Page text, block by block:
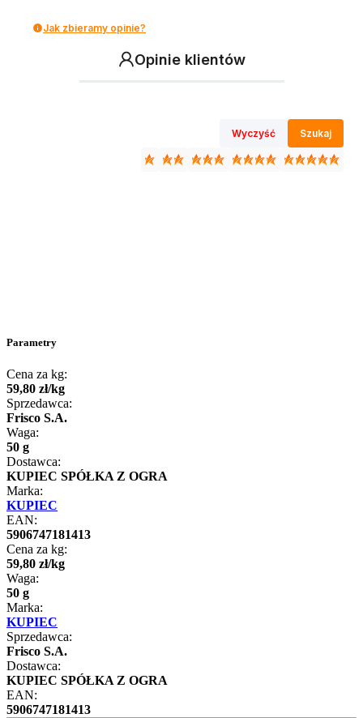
Jak zbieramy opinie?
Opinie klientów
Wyczyść Szukaj
Parametry
Cena za kg:
59,80 zł/kg
Sprzedawca:
Frisco S.A.
Waga:
50 g
Dostawca:
KUPIEC SPÓŁKA Z OGRA
Marka:
KUPIEC
EAN:
5906747181413
Cena za kg:
59,80 zł/kg
Waga:
50 g
Marka:
KUPIEC
Sprzedawca:
Frisco S.A.
Dostawca:
KUPIEC SPÓŁKA Z OGRA
EAN:
5906747181413